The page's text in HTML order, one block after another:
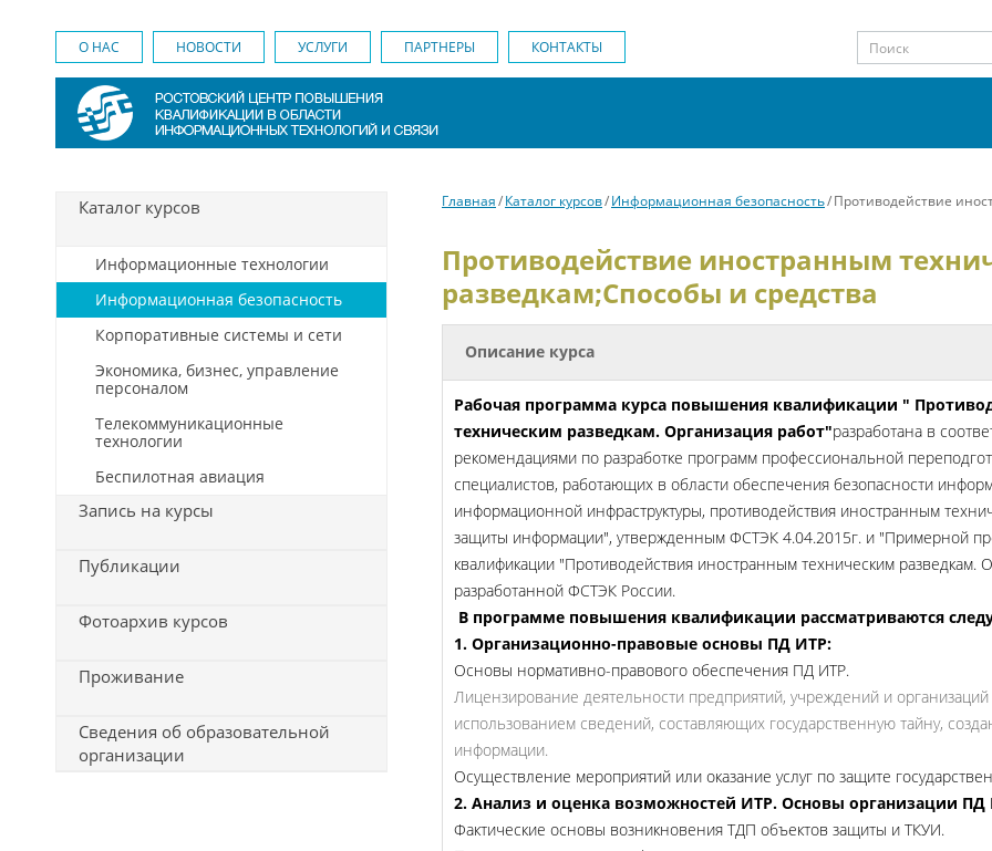
О НАС НОВОСТИ УСЛУГИ ПАРТНЕРЫ КОНТАКТЫ
Каталог курсов
Информационные технологии
Информационная безопасность
Корпоративные системы и сети
Экономика, бизнес, управление
персоналом
Телекоммуникационные
технологии
Беспилотная авиация
Запись на курсы
Публикации
Фотоархив курсов
Проживание
Сведения об образовательной
организации
Главная/Каталог курсов/Информационная безопасность/Противодействие
Противодействие иностранным
разведкам;Способы и средства
Описание курса
Рабочая программа курса повышения квалификации "
техническим разведкам. Организация работ"разработана в
рекомендациями по разработке программ профессиональной
специалистов, работающих в области обеспечения безопасности
информационной инфраструктуры, противодействия иностранным
защиты информации", утвержденным ФСТЭК 4.04.2015г. и "Примерной
квалификации "Противодействия иностранным техническим разведкам.
разработанной ФСТЭК России.
В программе повышения квалификации рассматриваются
1. Организационно-правовые основы ПД ИТР:
Основы нормативно-правового обеспечения ПД ИТР.
Лицензирование деятельности предприятий, учреждений и
использованием сведений, составляющих государственную тайну,
информации.
Осуществление мероприятий или оказание услуг по защите
2. Анализ и оценка возможностей ИТР. Основы организации ПД
Фактические основы возникновения ТДП объектов защиты и ТКУИ.